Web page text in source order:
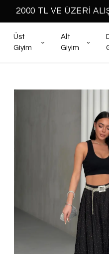
2000 TL VE ÜZERİ
Üst
Giyim
Alt
Giyim